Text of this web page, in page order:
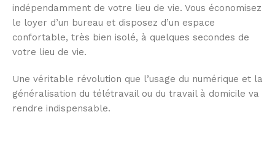
indépendamment de votre lieu de vie. Vous économisez
le loyer d’un bureau et disposez d’un espace
confortable, très bien isolé, à quelques secondes de
votre lieu de vie.
Une véritable révolution que l’usage du numérique et la
généralisation du télétravail ou du travail à domicile va
rendre indispensable.